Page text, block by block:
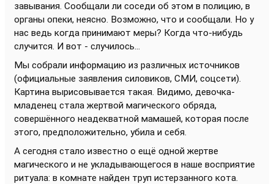
завывания. Сообщали ли соседи об этом в полицию, в
органы опеки, неясно. Возможно, что и сообщали. Но у
нас ведь когда принимают меры? Когда что-нибудь
случится. И вот - случилось...
Мы собрали информацию из различных источников
(официальные заявления силовиков, СМИ, соцсети).
Картина вырисовывается такая. Видимо, девочка-
младенец стала жертвой магического обряда,
совершённого неадекватной мамашей, которая после
этого, предположительно, убила и себя.
А сегодня стало известно о ещё одной жертве
магического и не укладывающегося в наше восприятие
ритуала: в комнате найден труп истерзанного кота.